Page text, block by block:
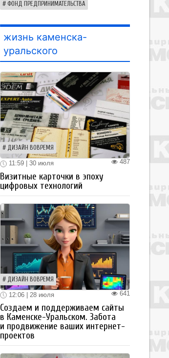
ФОНД ПРЕДПРИНИМАТЕЛЬСТВА
жизнь каменска-
уральского
ДИЗАЙН ВОВРЕМЯ
487
11:59 | 30 июля
Визитные карточки в эпоху
цифровых технологий
ДИЗАЙН ВОВРЕМЯ
641
12:06 | 28 июля
Создаем и поддерживаем сайты
в Каменске-Уральском. Забота
и продвижение ваших интернет-
проектов